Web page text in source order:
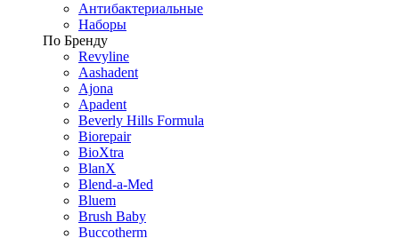
Антибактериальные
Наборы
По Бренду
Revyline
Aashadent
Ajona
Apadent
Beverly Hills Formula
Biorepair
BioXtra
BlanX
Blend-a-Med
Bluem
Brush Baby
Buccotherm